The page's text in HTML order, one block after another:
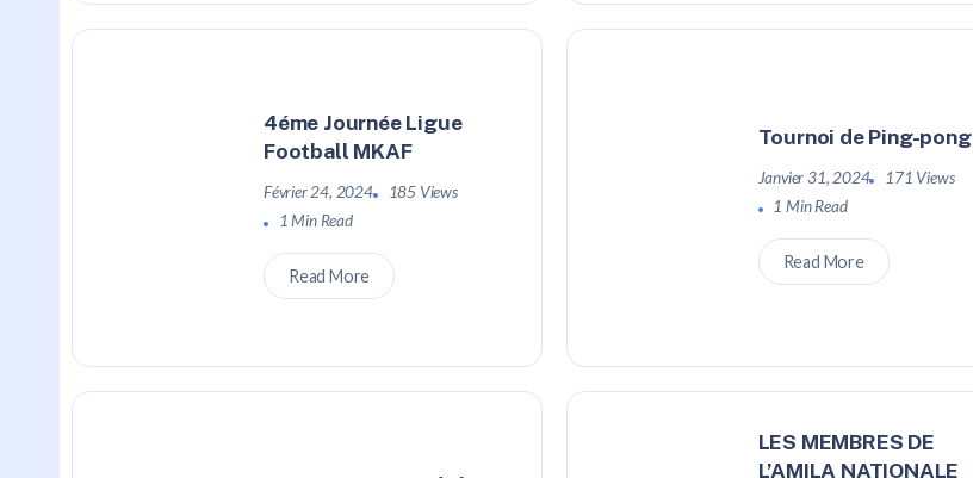
4éme Journée Ligue
Football MKAF
Février 24, 2024
185 Views
1 Min Read
Read More
Tournoi de Ping-pong
Janvier 31, 2024
171 Views
1 Min Read
Read More
LES MEMBRES DE
L’AMILA NATIONALE